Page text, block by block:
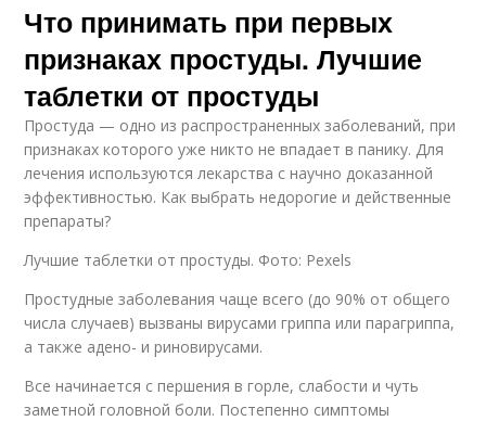
Что принимать при первых
признаках простуды. Лучшие
таблетки от простуды
Простуда — одно из распространенных заболеваний, при
признаках которого уже никто не впадает в панику. Для
лечения используются лекарства с научно доказанной
эффективностью. Как выбрать недорогие и действенные
препараты?
Лучшие таблетки от простуды. Фото: Pexels
Простудные заболевания чаще всего (до 90% от общего
числа случаев) вызваны вирусами гриппа или парагриппа,
а также адено- и риновирусами.
Все начинается с першения в горле, слабости и чуть
заметной головной боли. Постепенно симптомы